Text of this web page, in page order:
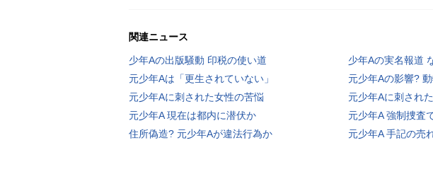
関連ニュース
少年Aの出版騒動 印税の使い道
少年Aの実名報道
元少年Aは「更生されていない」
元少年Aの影響?
元少年Aに刺された女性の苦悩
元少年Aに刺され
元少年A 現在は都内に潜伏か
元少年A 強制捜査
住所偽造? 元少年Aが違法行為か
元少年A 手記の売